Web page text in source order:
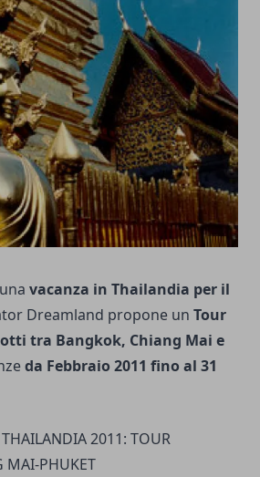
vacanza in Thailandia per il
Dreamland propone un Tour
tra Bangkok, Chiang Mai e
da Febbraio 2011 fino al 31
2011: TOUR
MAI-PHUKET